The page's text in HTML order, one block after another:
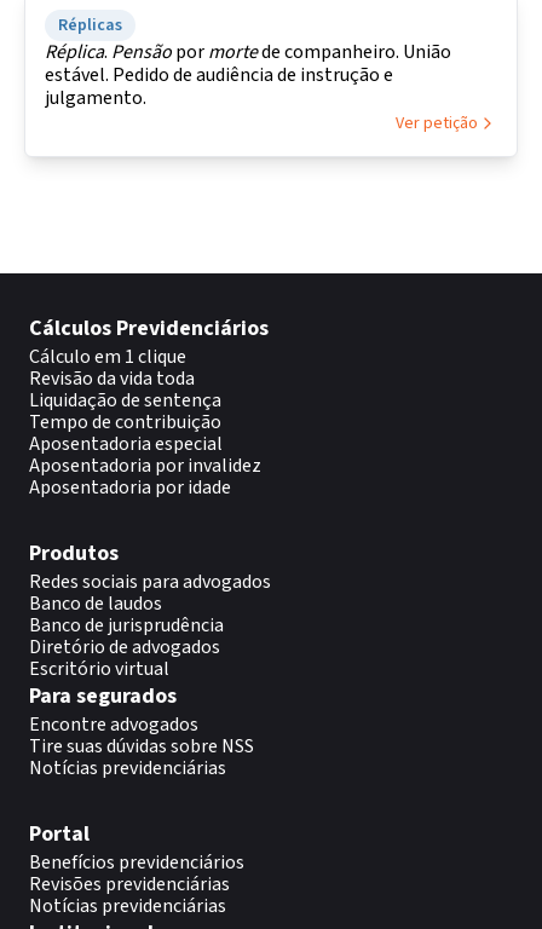
Réplicas
Réplica. Pensãopormortede companheiro. União
estável. Pedido de audiência de instrução e
julgamento.
Ver petição
Cálculos Previdenciários
Cálculo em 1 clique
Revisão da vida toda
Liquidação de sentença
Tempo de contribuição
Aposentadoria especial
Aposentadoria por invalidez
Aposentadoria por idade
Produtos
Redes sociais para advogados
Banco de laudos
Banco de jurisprudência
Diretório de advogados
Escritório virtual
Para segurados
Encontre advogados
Tire suas dúvidas sobre NSS
Notícias previdenciárias
Portal
Benefícios previdenciários
Revisões previdenciárias
Notícias previdenciárias